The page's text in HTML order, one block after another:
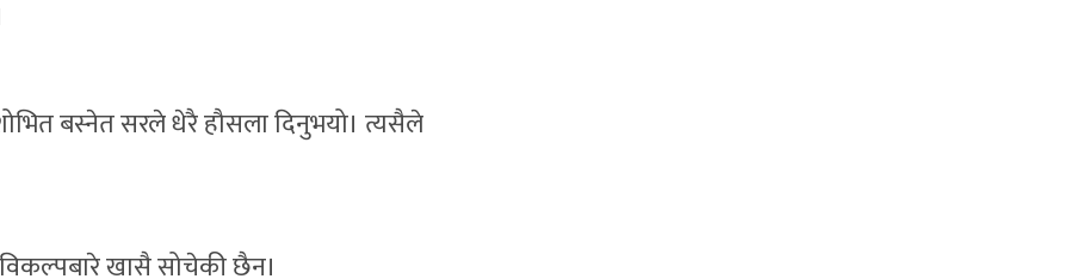
बस्नेत सरले धेरै हौसला दिनुभयो। त्यसैले
खासै सोचेकी छैन।